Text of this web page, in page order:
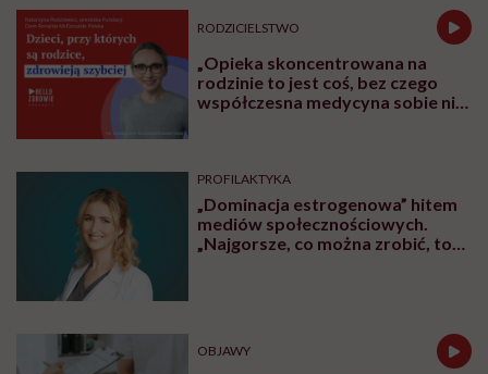
RODZICIELSTWO
„Opieka skoncentrowana na
rodzinie to jest coś, bez czego
współczesna medycyna sobie nie
PROFILAKTYKA
„Dominacja estrogenowa” hitem
mediów społecznościowych.
„Najgorsze, co można zrobić, to
OBJAWY